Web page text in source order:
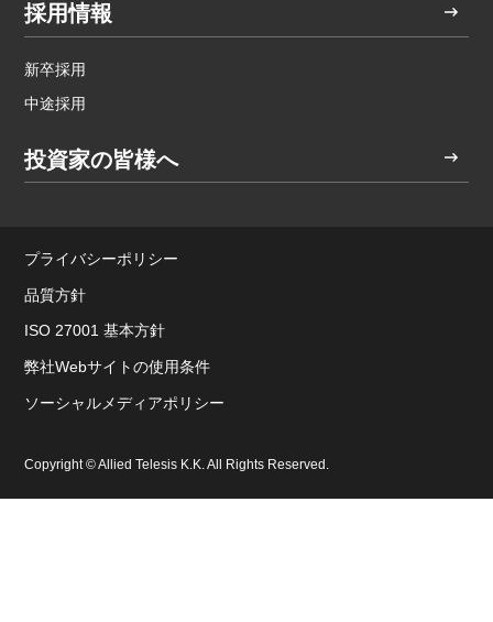
採用情報
新卒採用
中途採用
投資家の皆様へ
プライバシーポリシー
品質方針
ISO 27001 基本方針
弊社Webサイトの使用条件
ソーシャルメディアポリシー
Copyright © Allied Telesis K.K. All Rights Reserved.